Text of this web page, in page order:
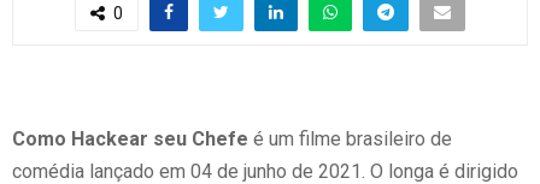
0
Como Hackear seu Chefe é um filme brasileiro de
comédia lançado em 04 de junho de 2021. O longa é dirigido